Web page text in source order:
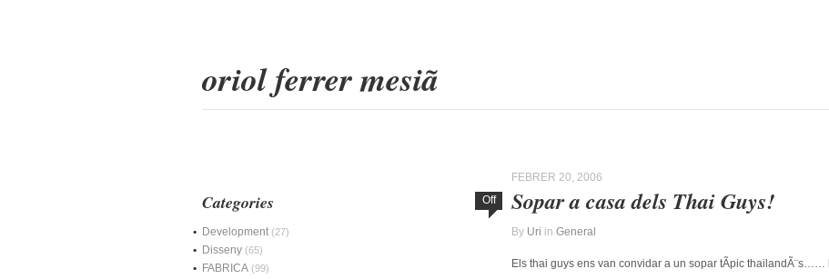
oriol ferrer mesiã
FEBRER 20, 2006
Off
Sopar a casa dels Thai Guys!
By Uri in General
Els thai guys ens van convidar a un sopar tÃ­pic thailandÃ¨s……
Categories
Development (27)
Disseny (65)
FABRICA (99)